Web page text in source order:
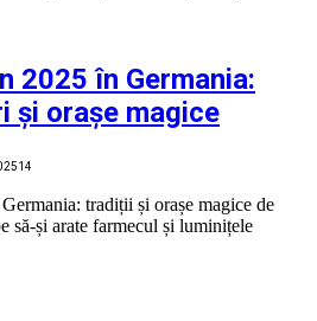
2025 în Germania:
și orașe magice
14
tradiții și orașe magice de
să-și arate farmecul și luminițele